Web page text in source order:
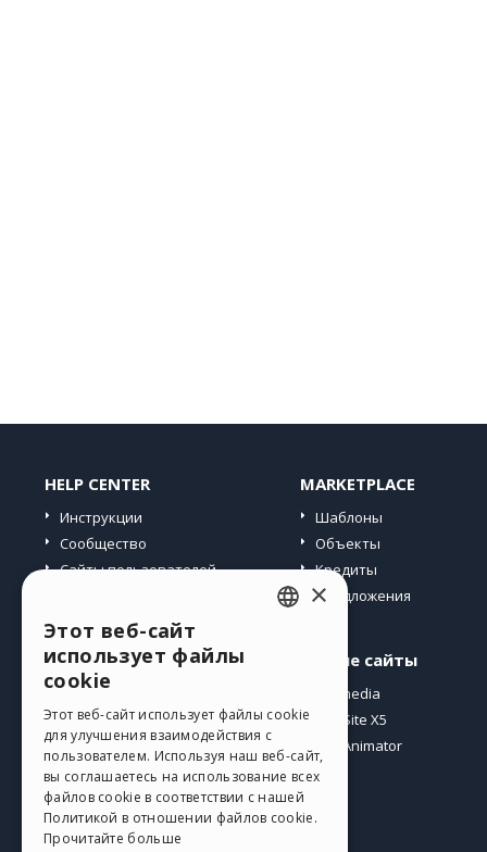
HELP CENTER
Инструкции
Сообщество
Сайты пользователей
MARKETPLACE
Шаблоны
Объекты
Кредиты
Предложения
Профиль
Мои посты
Мои лицензии
Загрузить
Веб-хостинг
Мои кредиты
Другие сайты
Incomedia
WebSite X5
WebAnimator
GERMAN
SPANISH
PORTUGUESE
POLISH
×
Этот веб-сайт
использует файлы
cookie
Этот веб-сайт использует файлы cookie
для улучшения взаимодействия с
пользователем. Используя наш веб-сайт,
вы соглашаетесь на использование всех
файлов cookie в соответствии с нашей
Политикой в ​​отношении файлов cookie.
Прочитайте больше